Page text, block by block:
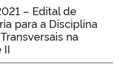
Abastecimento
– Edital de
para a Disciplina
na
II